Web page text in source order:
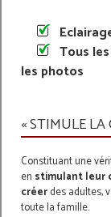
Tous
les photos
« STIMULE LA
Constituant une
en stimulant leur
créerdes adultes,
toute la famille.